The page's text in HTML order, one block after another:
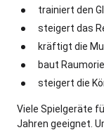
trainiert den
steigert das
kräftigt die
baut
steigert die
Viele Spielgeräte
Jahren geeignet.